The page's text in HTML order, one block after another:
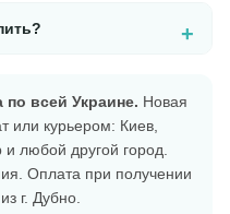
по всей Украине. Новая
или курьером: Киев,
любой другой город.
Оплата при получении
г. Дубно.